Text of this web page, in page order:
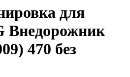
для
Внедорожник
470 без